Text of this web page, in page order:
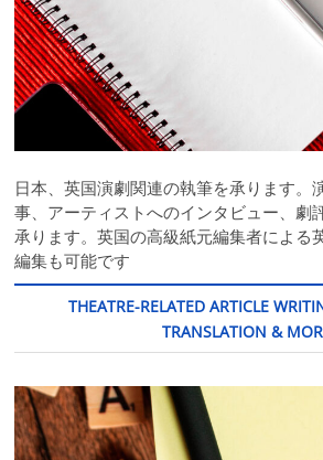
日本、英国演劇関連の執筆を承ります。
事、アーティストへのインタビュー、劇
承ります。英国の高級紙元編集者による
編集も可能です
THEATRE-RELATED ARTICLE
TRANSLATION &